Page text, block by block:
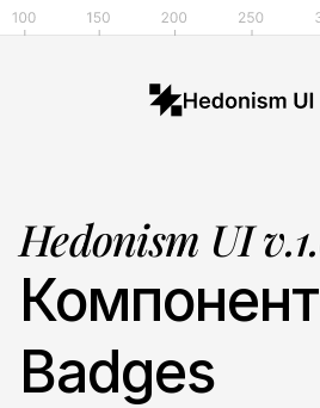
Hedonism UI
Badges